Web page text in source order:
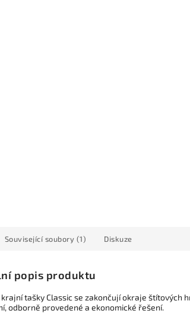
Související soubory (1) Diskuze
popis produktu
tašky Classic se zakončují okraje štítových
odborně provedené a ekonomické řešení.